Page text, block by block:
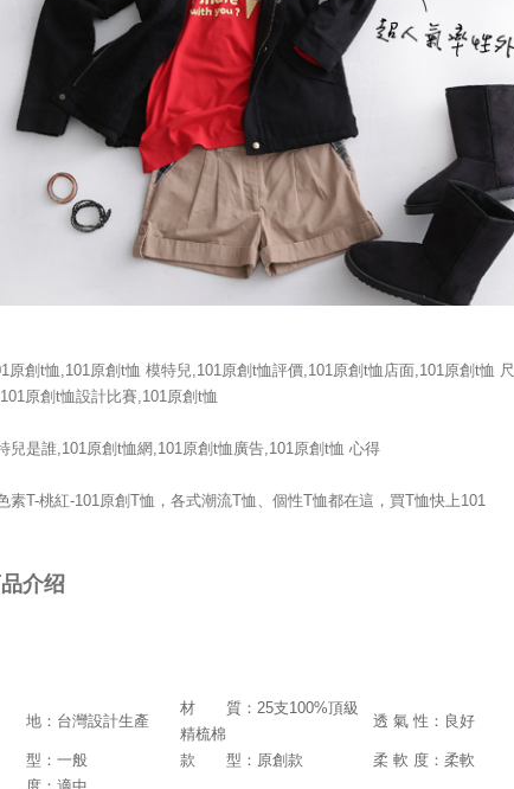
原創t恤,101原創t恤 模特兒,101原創t恤評價,101原創t恤店面,101原創t恤 尺
原創t恤設計比賽,101原創t恤
兒是誰,101原創t恤網,101原創t恤廣告,101原創t恤 心得
素T-桃紅-101原創T恤，各式潮流T恤、個性T恤都在這，買T恤快上101
介绍
地：台灣設計生產
材 質：25支100%頂級
精梳棉
透 氣 性：良好
型：一般 款 型：原創款
柔 軟 度：柔軟